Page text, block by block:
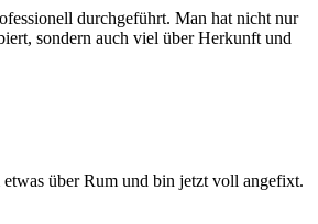
durchgeführt. Man hat nicht nur
sondern auch viel über Herkunft und
über Rum und bin jetzt voll angefixt.